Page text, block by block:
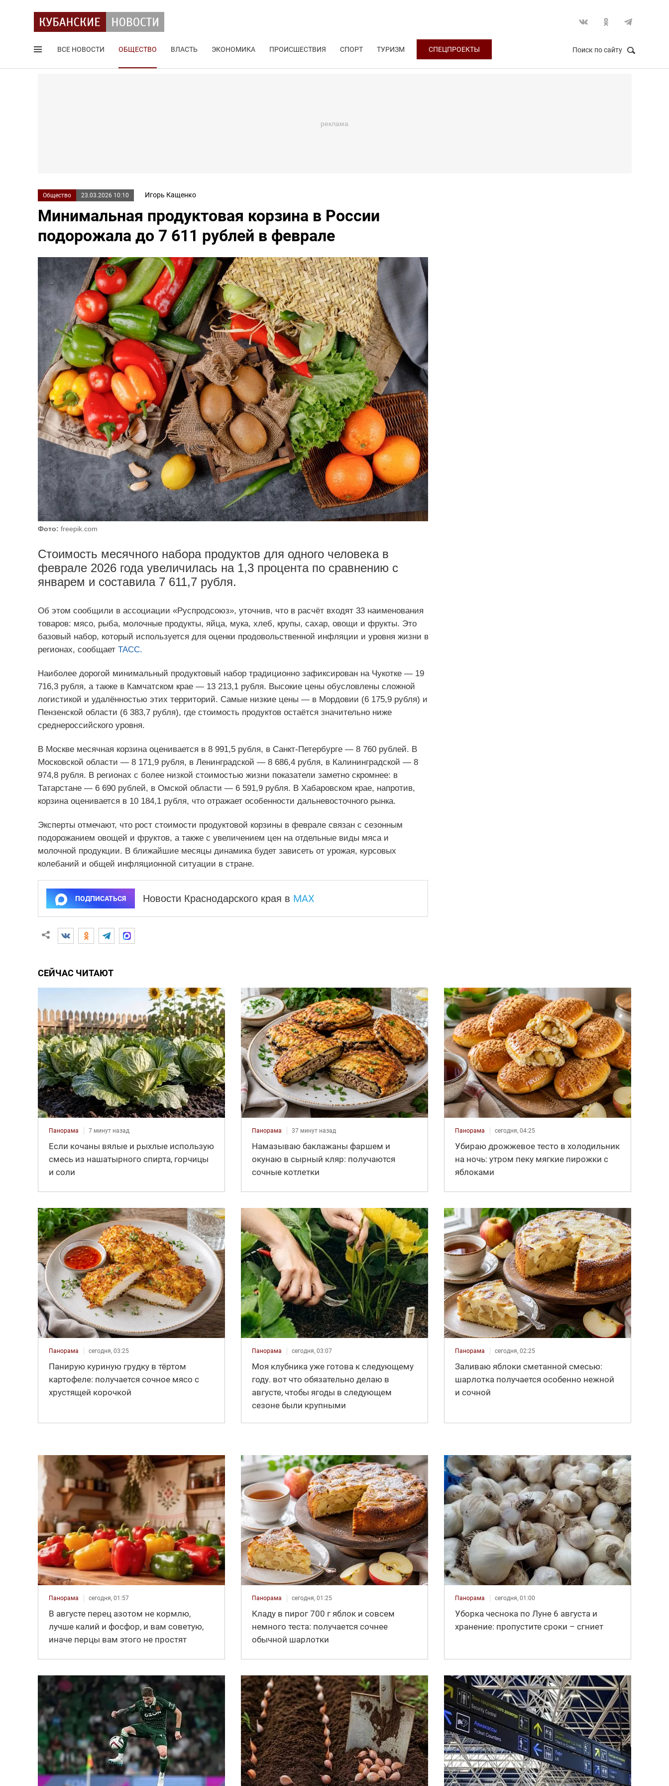
ВСЕ НОВОСТИ ОБЩЕСТВО ВЛАСТЬ ЭКОНОМИКА ПРОИСШЕСТВИЯ СПОРТ ТУРИЗМ СПЕЦПРОЕКТЫ Поиск по сайту
Общество 23.03.2026 10:10 Игорь Кащенко
Минимальная продуктовая корзина в России
подорожала до 7 611 рублей в феврале
Фото: freepik.com
Стоимость месячного набора продуктов для одного человека в
феврале 2026 года увеличилась на 1,3 процента по сравнению с
январем и составила 7 611,7 рубля.
Об этом сообщили в ассоциации «Руспродсоюз», уточнив, что в расчёт входят 33 наименования
товаров: мясо, рыба, молочные продукты, яйца, мука, хлеб, крупы, сахар, овощи и фрукты. Это
базовый набор, который используется для оценки продовольственной инфляции и уровня жизни в
регионах, сообщает ТАСС.
Наиболее дорогой минимальный продуктовый набор традиционно зафиксирован на Чукотке — 19
716,3 рубля, а также в Камчатском крае — 13 213,1 рубля. Высокие цены обусловлены сложной
логистикой и удалённостью этих территорий. Самые низкие цены — в Мордовии (6 175,9 рубля) и
Пензенской области (6 383,7 рубля), где стоимость продуктов остаётся значительно ниже
среднероссийского уровня.
В Москве месячная корзина оценивается в 8 991,5 рубля, в Санкт-Петербурге — 8 760 рублей. В
Московской области — 8 171,9 рубля, в Ленинградской — 8 686,4 рубля, в Калининградской — 8
974,8 рубля. В регионах с более низкой стоимостью жизни показатели заметно скромнее: в
Татарстане — 6 690 рублей, в Омской области — 6 591,9 рубля. В Хабаровском крае, напротив,
корзина оценивается в 10 184,1 рубля, что отражает особенности дальневосточного рынка.
Эксперты отмечают, что рост стоимости продуктовой корзины в феврале связан с сезонным
подорожанием овощей и фруктов, а также с увеличением цен на отдельные виды мяса и
молочной продукции. В ближайшие месяцы динамика будет зависеть от урожая, курсовых
колебаний и общей инфляционной ситуации в стране.
ПОДПИСАТЬСЯ Новости Краснодарского края в MAX
СЕЙЧАС ЧИТАЮТ
Панорама 7 минут назад
Если кочаны вялые и рыхлые использую
смесь из нашатырного спирта, горчицы
и соли
Панорама 37 минут назад
Намазываю баклажаны фаршем и
окунаю в сырный кляр: получаются
сочные котлетки
Панорама сегодня, 04:25
Убираю дрожжевое тесто в холодильник
на ночь: утром пеку мягкие пирожки с
яблоками
Панорама сегодня, 03:25
Панирую куриную грудку в тёртом
картофеле: получается сочное мясо с
хрустящей корочкой
Панорама сегодня, 03:07
Моя клубника уже готова к следующему
году. вот что обязательно делаю в
августе, чтобы ягоды в следующем
сезоне были крупными
Панорама сегодня, 02:25
Заливаю яблоки сметанной смесью:
шарлотка получается особенно нежной
и сочной
Панорама сегодня, 01:57
В августе перец азотом не кормлю,
лучше калий и фосфор, и вам советую,
иначе перцы вам этого не простят
Панорама сегодня, 01:25
Кладу в пирог 700 г яблок и совсем
немного теста: получается сочнее
обычной шарлотки
Панорама сегодня, 01:00
Уборка чеснока по Луне 6 августа и
хранение: пропустите сроки – сгниет